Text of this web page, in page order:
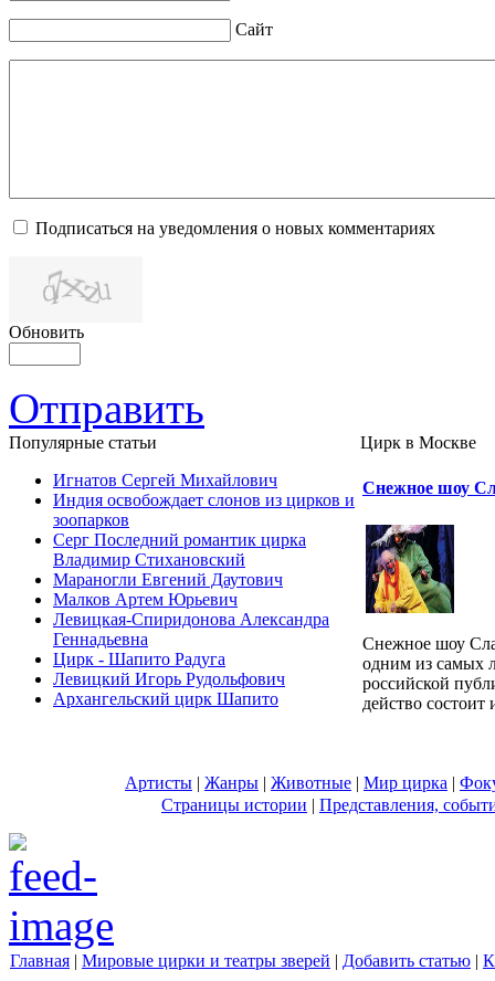
Сайт
Подписаться на уведомления о новых комментариях
Обновить
Отправить
Популярные cтатьи
Игнатов Сергей Михайлович
Индия освобождает слонов из цирков и
зоопарков
Серг Последний романтик цирка
Владимир Стихановский
Мараногли Евгений Даутович
Малков Артем Юрьевич
Левицкая-Спиридонова Александра
Геннадьевна
Цирк - Шапито Радуга
Левицкий Игорь Рудольфович
Архангельский цирк Шапито
Цирк в Москве
Снежное шоу
Снежное шоу
одним из самых
российской
действо состоит
Артисты | Жанры | Животные | Мир цирка |
Страницы истории | Представления,
Главная | Мировые цирки и театры зверей | Добавить статью |